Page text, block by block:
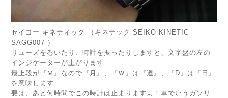
セイコー キネティック （キネテック SEIKO KINETIC
SAGG007 ）
リューズを巻いたり、時計を振ったりしますと、文字盤の左の
インジケーターが上がります
最上段が『Ｍ』なので『月』、『Ｗ』は『週』、『D』は『日』
を意味します
要は、あと何時間でこの時計は止まりますよ！車でいうガソリ